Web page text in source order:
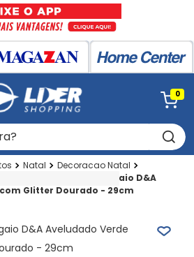
0
Natal
Decoracao Natal
Haste Bico de Papagaio D&A
Glitter Dourado - 29cm
D&A Aveludado Verde
- 29cm